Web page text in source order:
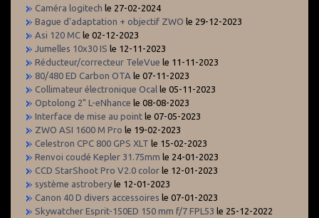
Caméra logitech le 27-02-2024
Bague d'adaptation + objectif ZWO le 29-12-2023
Asi 120 MC le 02-12-2023
Jumelles 10x30 IS le 12-11-2023
Réducteur/correcteur TeleVue le 11-11-2023
80/480 ED Carbon OTA le 07-11-2023
Collimateur électronique Ocal le 05-11-2023
Optolong 2" L-eNhance le 08-08-2023
Interface de mise au point le 07-05-2023
ZWO ASI 1600 M Pro le 19-02-2023
Celestron CPC 800 GPS XLT le 15-02-2023
Renvoi coudé Kepler 31.75mm le 24-01-2023
CCD StarShoot Pro V2.0 color le 12-01-2023
système astrobery le 12-01-2023
Canon 40 D divers accessoires le 07-01-2023
Skywatcher Esprit-150ED 150 mm f/7 FPL53 le 25-12-2022